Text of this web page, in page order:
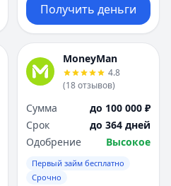
Получить деньги
MoneyMan
4.8
(18отзывов)
Сумма
до 100 000 ₽
Срок
до 364 дней
Одобрение
Высокое
Первый займ бесплатно
Срочно